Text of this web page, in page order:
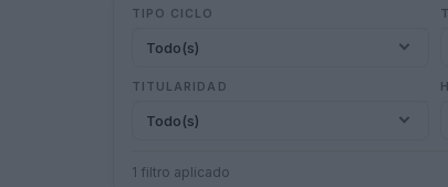
TIPO CICLO
Todo(s)
TITULARIDAD
Todo(s)
1 filtro aplicado